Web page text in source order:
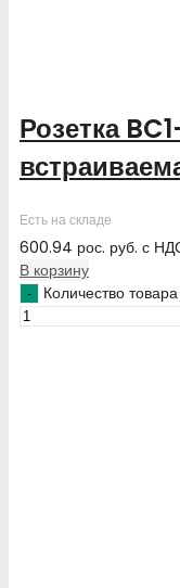
Розетка
Есть на складе
600.94 рос. руб. с
В корзину
Количество